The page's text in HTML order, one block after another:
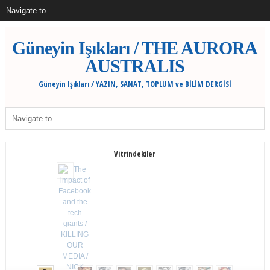
Güneyin Işıkları / THE AURORA
AUSTRALIS
Güneyin Işıkları / YAZIN, SANAT, TOPLUM ve BİLİM DERGİSİ
Vitrindekiler